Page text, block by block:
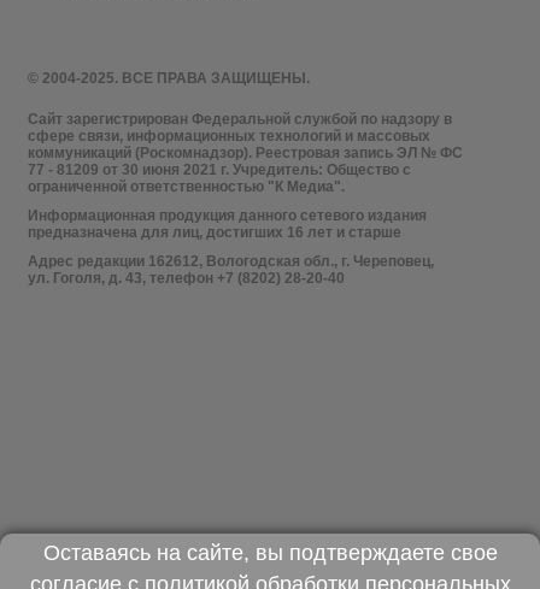
© 2004-2025. ВСЕ ПРАВА ЗАЩИЩЕНЫ.
Сайт зарегистрирован Федеральной службой по надзору в
сфере связи, информационных технологий и массовых
коммуникаций (Роскомнадзор). Реестровая запись ЭЛ № ФС
77 - 81209 от 30 июня 2021 г. Учредитель: Общество с
ограниченной ответственностью "К Медиа".
Информационная продукция данного сетевого издания
предназначена для лиц, достигших 16 лет и старше
Адрес редакции 162612, Вологодская обл., г. Череповец,
ул. Гоголя, д. 43, телефон +7 (8202) 28-20-40
Оставаясь на сайте, вы подтверждаете свое
согласие с политикой обработки персональных